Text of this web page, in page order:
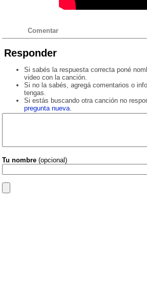
Comentar
Responder
Si sabés la respuesta correcta poné
video con la canción.
Si no la sabés, agregá comentarios o
tengas.
Si estás buscando otra canción no
pregunta nueva.
Tu nombre (opcional)